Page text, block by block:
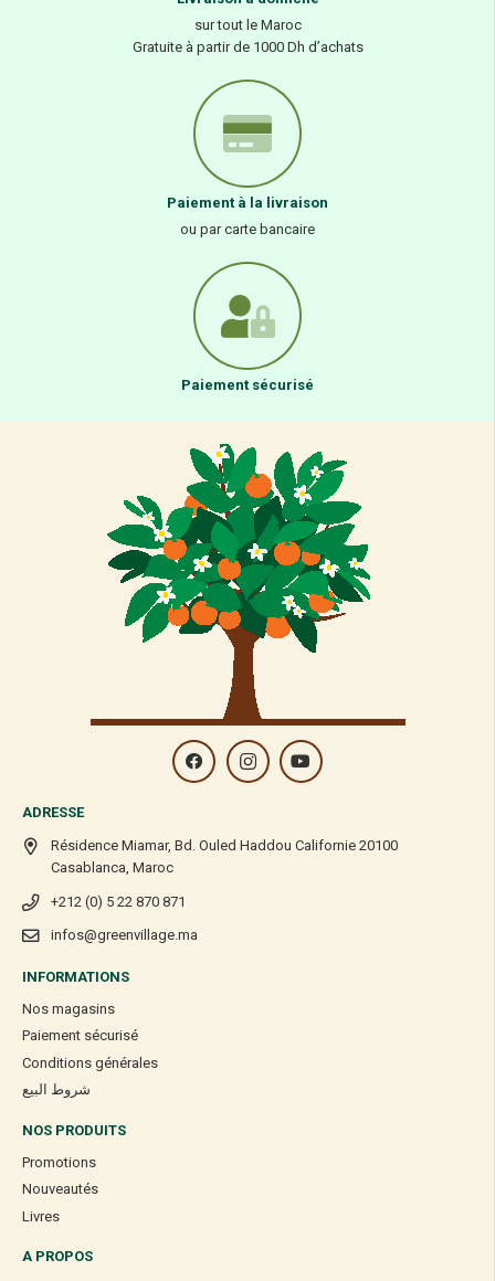
sur tout le Maroc
Gratuite à partir de 1000 Dh d’achats
Paiement à la livraison
ou par carte bancaire
Paiement sécurisé
ADRESSE
Résidence Miamar, Bd. Ouled Haddou Californie 20100
Casablanca, Maroc
+212 (0) 5 22 870 871
infos@greenvillage.ma
INFORMATIONS
Nos magasins
Paiement sécurisé
Conditions générales
شروط البيع
NOS PRODUITS
Promotions
Nouveautés
Livres
A PROPOS